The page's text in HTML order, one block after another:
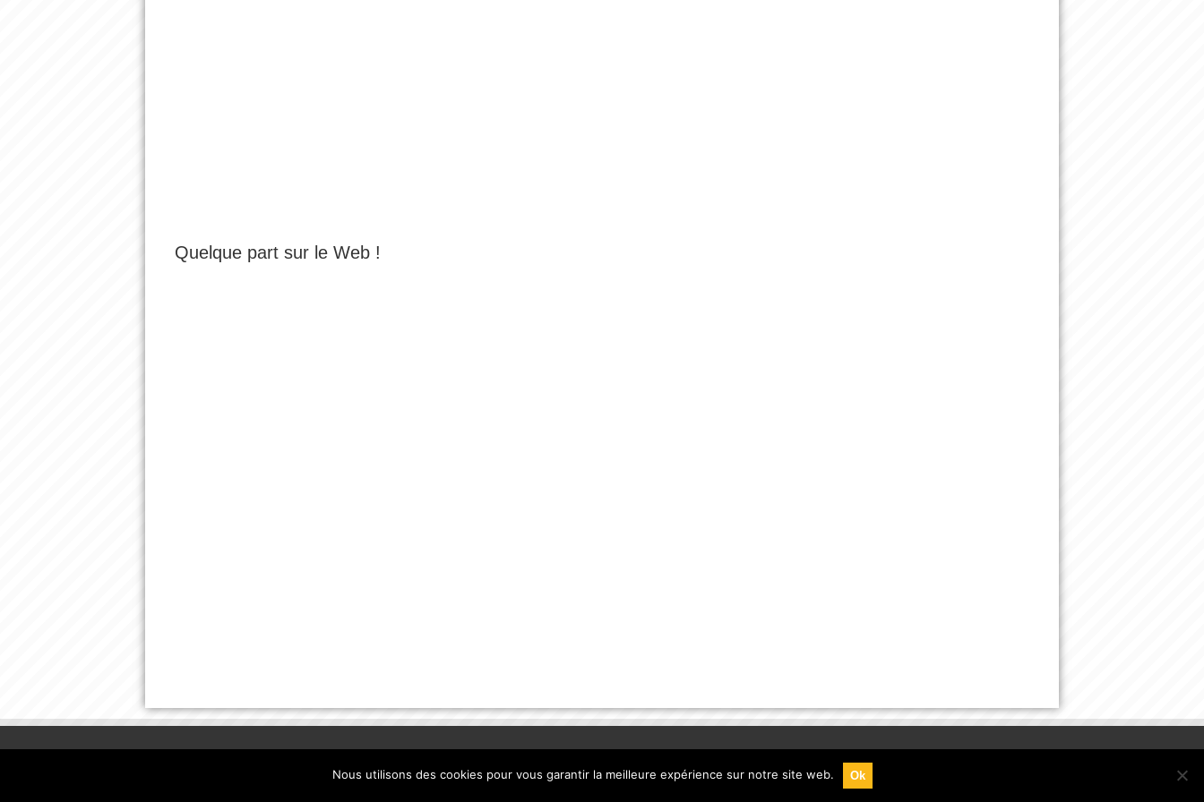
Quelque part sur le Web !
mentions légales | Création CO-F4
Nous utilisons des cookies pour vous garantir la meilleure expérience sur notre site web. Ok